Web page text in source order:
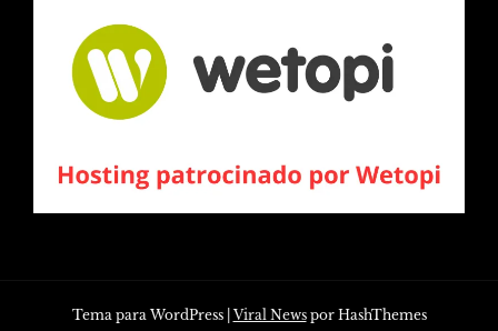
Tema para WordPress Viral Newspor HashThemes